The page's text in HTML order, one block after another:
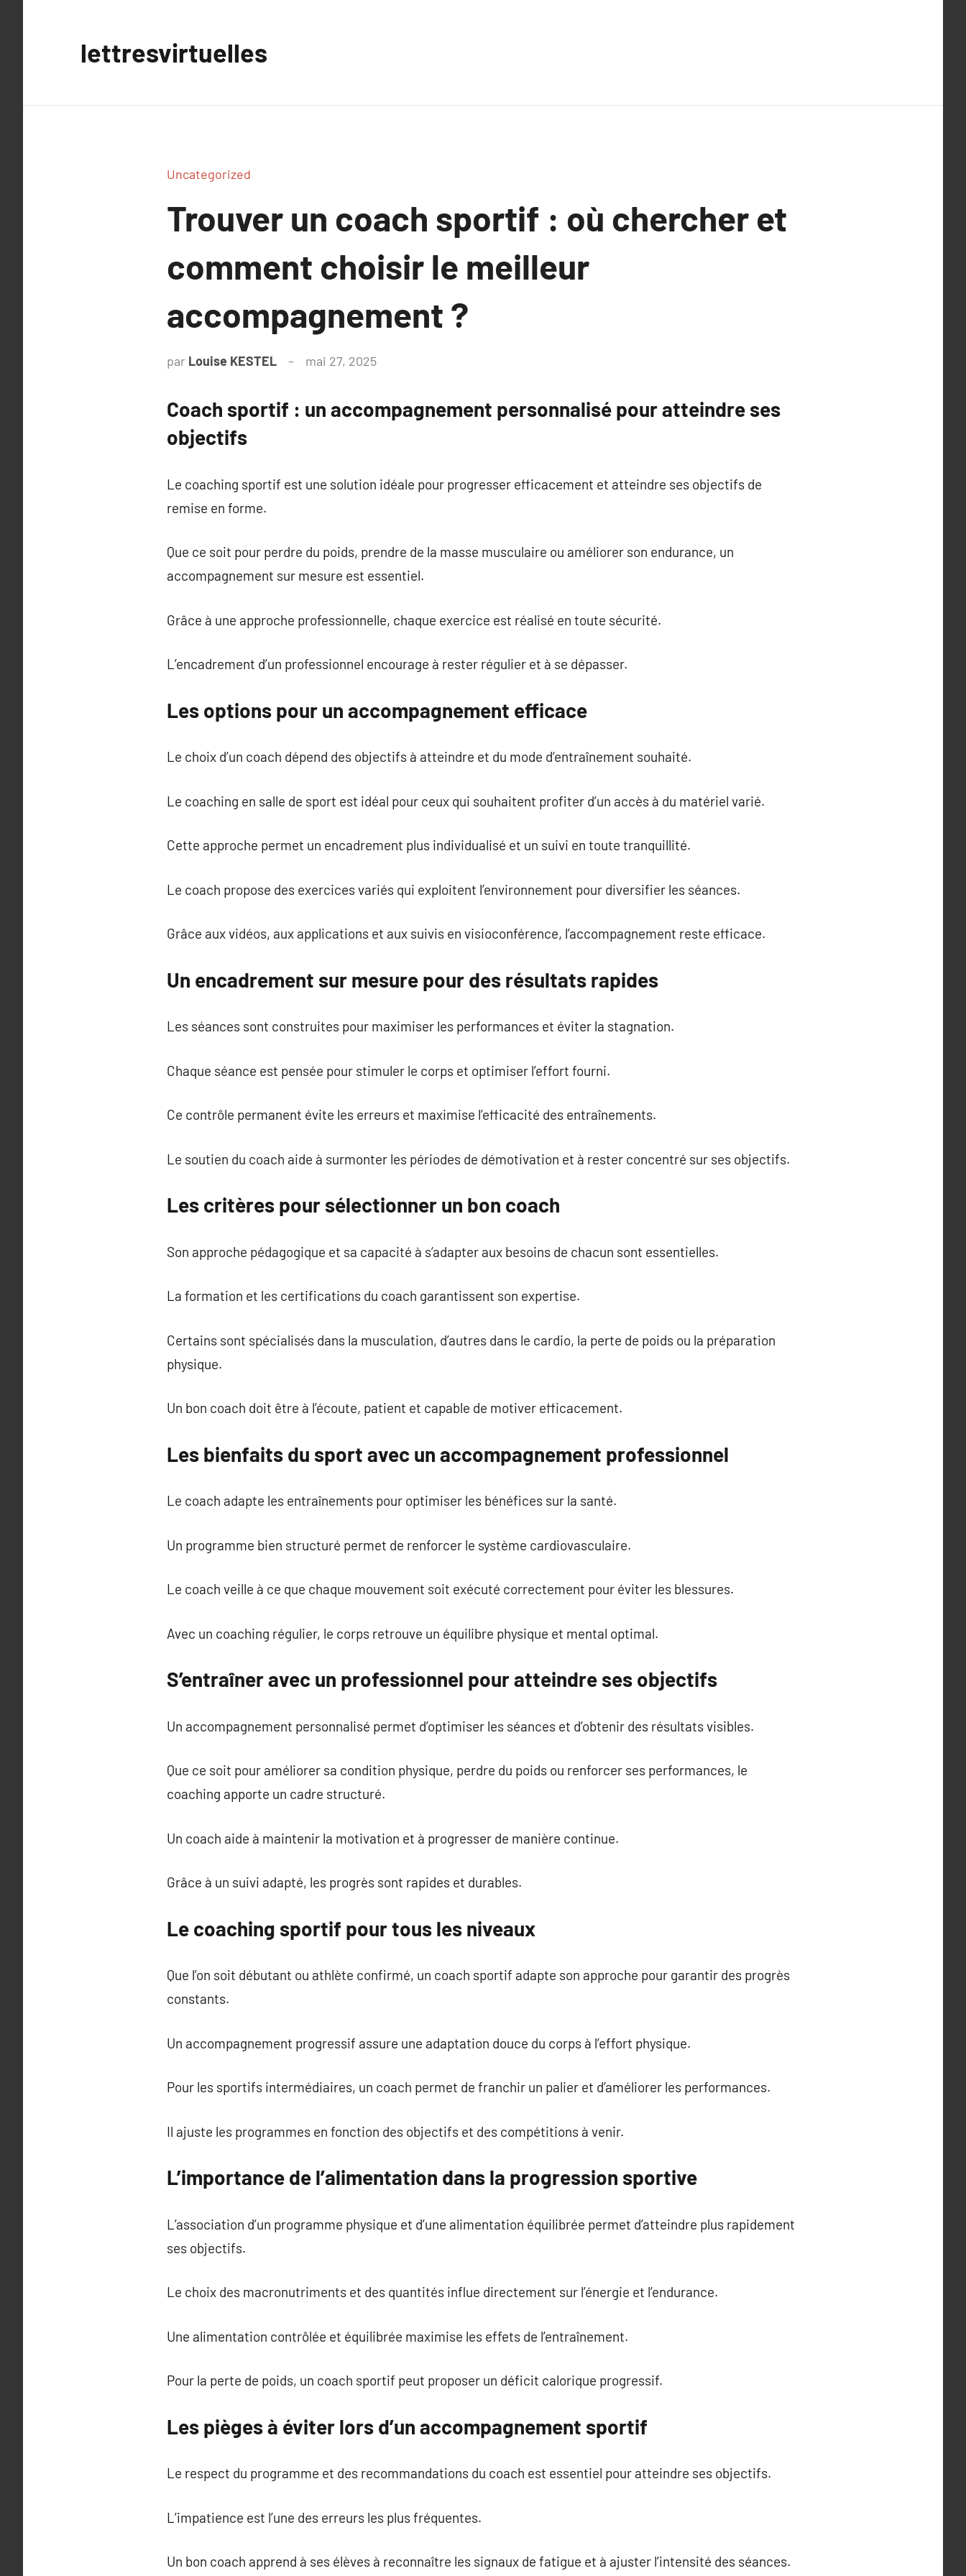
lettresvirtuelles
Uncategorized
Trouver un coach sportif : où chercher et
comment choisir le meilleur
accompagnement ?
par Louise KESTEL mai 27, 2025
Coach sportif : un accompagnement personnalisé pour atteindre ses
objectifs
Le coaching sportif est une solution idéale pour progresser efficacement et atteindre ses objectifs de
remise en forme.
Que ce soit pour perdre du poids, prendre de la masse musculaire ou améliorer son endurance, un
accompagnement sur mesure est essentiel.
Grâce à une approche professionnelle, chaque exercice est réalisé en toute sécurité.
L’encadrement d’un professionnel encourage à rester régulier et à se dépasser.
Les options pour un accompagnement efficace
Le choix d’un coach dépend des objectifs à atteindre et du mode d’entraînement souhaité.
Le coaching en salle de sport est idéal pour ceux qui souhaitent profiter d’un accès à du matériel varié.
Cette approche permet un encadrement plus individualisé et un suivi en toute tranquillité.
Le coach propose des exercices variés qui exploitent l’environnement pour diversifier les séances.
Grâce aux vidéos, aux applications et aux suivis en visioconférence, l’accompagnement reste efficace.
Un encadrement sur mesure pour des résultats rapides
Les séances sont construites pour maximiser les performances et éviter la stagnation.
Chaque séance est pensée pour stimuler le corps et optimiser l’effort fourni.
Ce contrôle permanent évite les erreurs et maximise l’efficacité des entraînements.
Le soutien du coach aide à surmonter les périodes de démotivation et à rester concentré sur ses objectifs.
Les critères pour sélectionner un bon coach
Son approche pédagogique et sa capacité à s’adapter aux besoins de chacun sont essentielles.
La formation et les certifications du coach garantissent son expertise.
Certains sont spécialisés dans la musculation, d’autres dans le cardio, la perte de poids ou la préparation
physique.
Un bon coach doit être à l’écoute, patient et capable de motiver efficacement.
Les bienfaits du sport avec un accompagnement professionnel
Le coach adapte les entraînements pour optimiser les bénéfices sur la santé.
Un programme bien structuré permet de renforcer le système cardiovasculaire.
Le coach veille à ce que chaque mouvement soit exécuté correctement pour éviter les blessures.
Avec un coaching régulier, le corps retrouve un équilibre physique et mental optimal.
S’entraîner avec un professionnel pour atteindre ses objectifs
Un accompagnement personnalisé permet d’optimiser les séances et d’obtenir des résultats visibles.
Que ce soit pour améliorer sa condition physique, perdre du poids ou renforcer ses performances, le
coaching apporte un cadre structuré.
Un coach aide à maintenir la motivation et à progresser de manière continue.
Grâce à un suivi adapté, les progrès sont rapides et durables.
Le coaching sportif pour tous les niveaux
Que l’on soit débutant ou athlète confirmé, un coach sportif adapte son approche pour garantir des progrès
constants.
Un accompagnement progressif assure une adaptation douce du corps à l’effort physique.
Pour les sportifs intermédiaires, un coach permet de franchir un palier et d’améliorer les performances.
Il ajuste les programmes en fonction des objectifs et des compétitions à venir.
L’importance de l’alimentation dans la progression sportive
L’association d’un programme physique et d’une alimentation équilibrée permet d’atteindre plus rapidement
ses objectifs.
Le choix des macronutriments et des quantités influe directement sur l’énergie et l’endurance.
Une alimentation contrôlée et équilibrée maximise les effets de l’entraînement.
Pour la perte de poids, un coach sportif peut proposer un déficit calorique progressif.
Les pièges à éviter lors d’un accompagnement sportif
Le respect du programme et des recommandations du coach est essentiel pour atteindre ses objectifs.
L’impatience est l’une des erreurs les plus fréquentes.
Un bon coach apprend à ses élèves à reconnaître les signaux de fatigue et à ajuster l’intensité des séances.